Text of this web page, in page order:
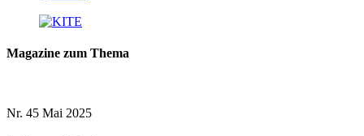
Magazine zum Thema
Nr. 45 Mai 2025